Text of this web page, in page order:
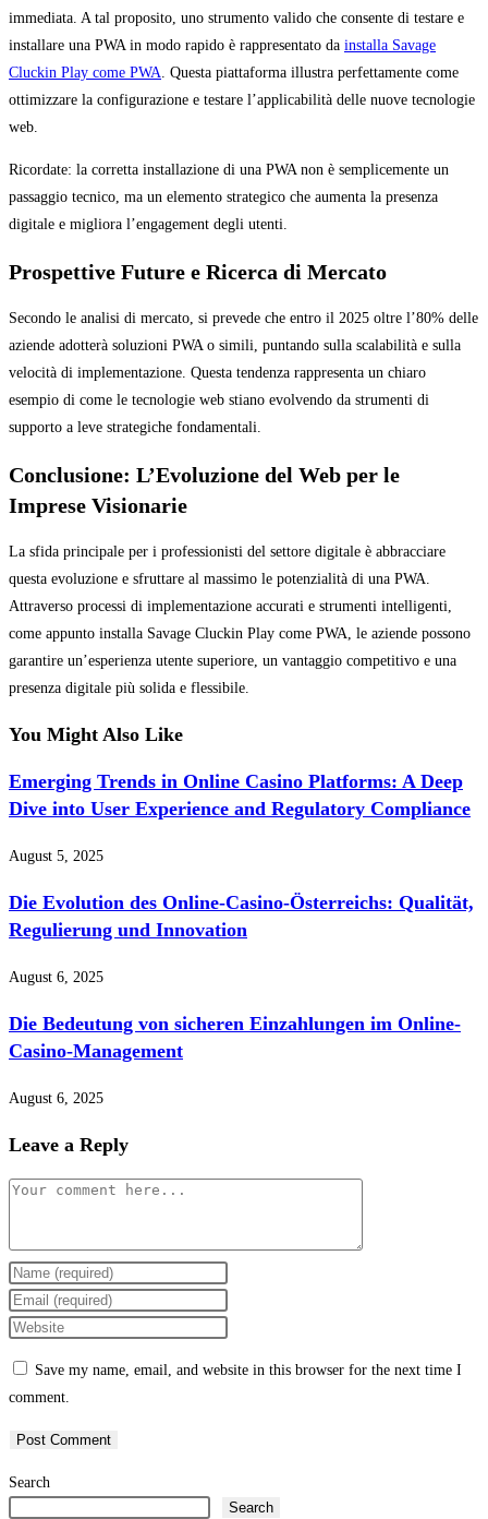
immediata. A tal proposito, uno strumento valido che consente di testare e
installare una PWA in modo rapido è rappresentato da installa Savage
Cluckin Play come PWA. Questa piattaforma illustra perfettamente come
ottimizzare la configurazione e testare l’applicabilità delle nuove tecnologie
web.
Ricordate: la corretta installazione di una PWA non è semplicemente un
passaggio tecnico, ma un elemento strategico che aumenta la presenza
digitale e migliora l’engagement degli utenti.
Prospettive Future e Ricerca di Mercato
Secondo le analisi di mercato, si prevede che entro il 2025 oltre l’80% delle
aziende adotterà soluzioni PWA o simili, puntando sulla scalabilità e sulla
velocità di implementazione. Questa tendenza rappresenta un chiaro
esempio di come le tecnologie web stiano evolvendo da strumenti di
supporto a leve strategiche fondamentali.
Conclusione: L’Evoluzione del Web per le
Imprese Visionarie
La sfida principale per i professionisti del settore digitale è abbracciare
questa evoluzione e sfruttare al massimo le potenzialità di una PWA.
Attraverso processi di implementazione accurati e strumenti intelligenti,
come appunto installa Savage Cluckin Play come PWA, le aziende possono
garantire un’esperienza utente superiore, un vantaggio competitivo e una
presenza digitale più solida e flessibile.
You Might Also Like
Emerging Trends in Online Casino Platforms: A Deep
Dive into User Experience and Regulatory Compliance
August 5, 2025
Die Evolution des Online-Casino-Österreichs: Qualität,
Regulierung und Innovation
August 6, 2025
Die Bedeutung von sicheren Einzahlungen im Online-
Casino-Management
August 6, 2025
Leave a Reply
Comment
Enter
your
name
comment
Enter
your
comment
Enter
(optional)
Save my name, email, and website in this browser for the next time I
comment.
Search
Search